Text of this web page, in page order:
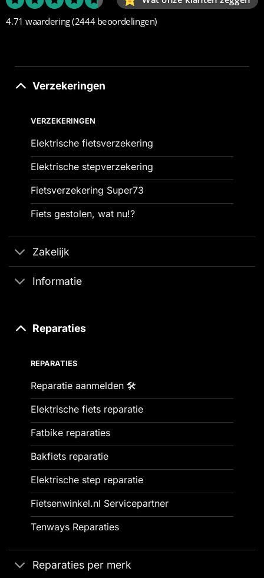
4.71 waardering(2444 beoordelingen)
Verzekeringen
VERZEKERINGEN
Elektrische fietsverzekering
Elektrische stepverzekering
Fietsverzekering Super73
Fiets gestolen, wat nu!?
Zakelijk
Informatie
Reparaties
REPARATIES
Reparatie aanmelden 🛠️
Elektrische fiets reparatie
Fatbike reparaties
Bakfiets reparatie
Elektrische step reparatie
Fietsenwinkel.nl Servicepartner
Tenways Reparaties
Reparaties per merk